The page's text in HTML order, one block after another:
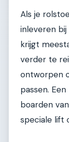
Als je
inleveren bij
krijgt
verder te
ontworpen
passen.
boarden
speciale lift